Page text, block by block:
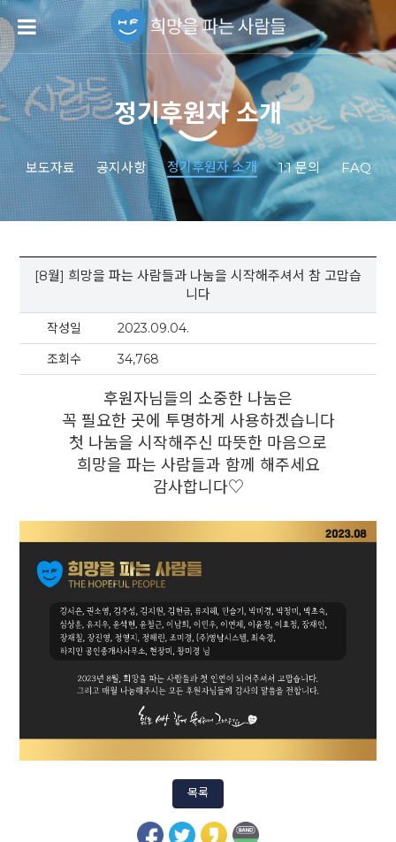
정기후원자 소개
보도자료 공지사항 정기후원자 소개 1:1 문의 FAQ
[8월] 희망을 파는 사람들과 나눔을 시작해주셔서 참 고맙습
니다
작성일
2023.09.04.
조회수
34,768
후원자님들의 소중한 나눔은
꼭 필요한 곳에 투명하게 사용하겠습니다
첫 나눔을 시작해주신 따뜻한 마음으로
희망을 파는 사람들과 함께 해주세요
감사합니다♡
목록